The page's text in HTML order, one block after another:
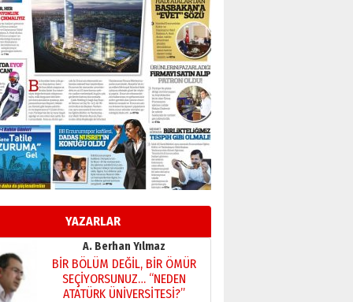
YAZARLAR
28 Temmuz 2026 Salı
Ahmet Gökhan YAZICI
Ahmed Yesevi’den bir
Alperen… ”Reisimiz” idi…
Hakka yürüdü.!
26 Mart 2026 Perşembe
Cem Bakırcı
Ardında bıraktığı hatıralarıyla
gönül adamı Faruk Terzioğlu!
13 Mayıs 2026 Çarşamba
Esat BİNDESEN
Başkan Sekmen’den Erzurum’a
bir vizyon proje daha!
02 Ağustos 2026 Pazar
Kadir SABUNCUOĞLU
Erzurumspor’un köşe taşları
29 Haziran 2026 Pazartesi